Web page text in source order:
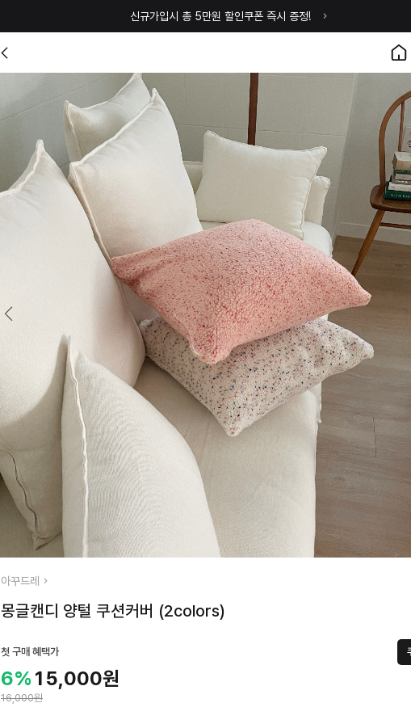
신규가입시 총 5만원 할인쿠폰 즉시 증정!
아꾸드레
몽글캔디 양털 쿠션커버 (2colors)
첫 구매 혜택가
6%15,000원
16,000원